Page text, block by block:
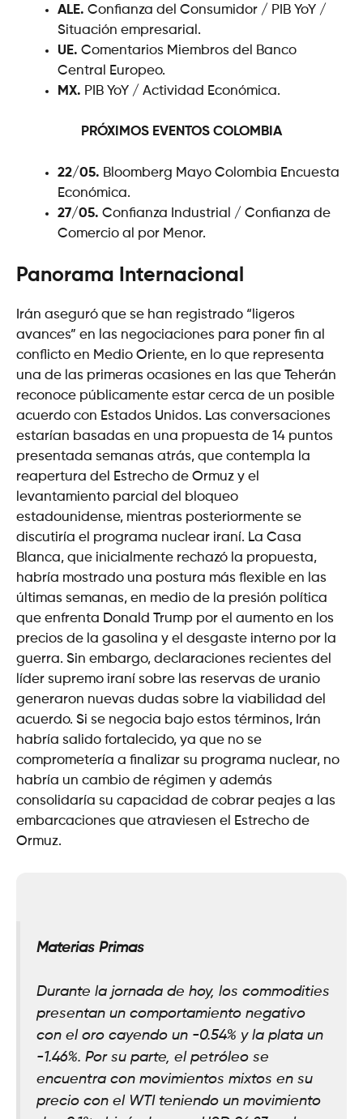
ALE. Confianza del Consumidor / PIB YoY /
Situación empresarial.
UE. Comentarios Miembros del Banco
Central Europeo.
MX. PIB YoY / Actividad Económica.
PRÓXIMOS EVENTOS COLOMBIA
22/05. Bloomberg Mayo Colombia Encuesta
Económica.
27/05. Confianza Industrial / Confianza de
Comercio al por Menor.
Panorama Internacional
Irán aseguró que se han registrado “ligeros
avances” en las negociaciones para poner fin al
conflicto en Medio Oriente, en lo que representa
una de las primeras ocasiones en las que Teherán
reconoce públicamente estar cerca de un posible
acuerdo con Estados Unidos. Las conversaciones
estarían basadas en una propuesta de 14 puntos
presentada semanas atrás, que contempla la
reapertura del Estrecho de Ormuz y el
levantamiento parcial del bloqueo
estadounidense, mientras posteriormente se
discutiría el programa nuclear iraní. La Casa
Blanca, que inicialmente rechazó la propuesta,
habría mostrado una postura más flexible en las
últimas semanas, en medio de la presión política
que enfrenta Donald Trump por el aumento en los
precios de la gasolina y el desgaste interno por la
guerra. Sin embargo, declaraciones recientes del
líder supremo iraní sobre las reservas de uranio
generaron nuevas dudas sobre la viabilidad del
acuerdo. Si se negocia bajo estos términos, Irán
habría salido fortalecido, ya que no se
comprometería a finalizar su programa nuclear, no
habría un cambio de régimen y además
consolidaría su capacidad de cobrar peajes a las
embarcaciones que atraviesen el Estrecho de
Ormuz.
Materias Primas
Durante la jornada de hoy, los commodities
presentan un comportamiento negativo
con el oro cayendo un -0.54% y la plata un
-1.46%. Por su parte, el petróleo se
encuentra con movimientos mixtos en su
precio con el WTI teniendo un movimiento